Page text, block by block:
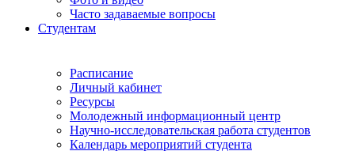
Часто задаваемые вопросы
Студентам
Расписание
Личный кабинет
Ресурсы
Молодежный информационный центр
Научно-исследовательская работа студентов
Календарь мероприятий студента